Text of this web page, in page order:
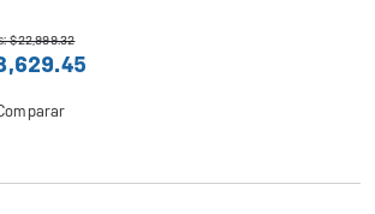
$22,999.32